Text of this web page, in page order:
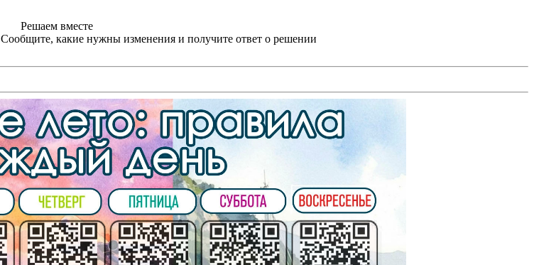
Решаем вместе
Сообщите, какие нужны изменения и получите ответ о решении